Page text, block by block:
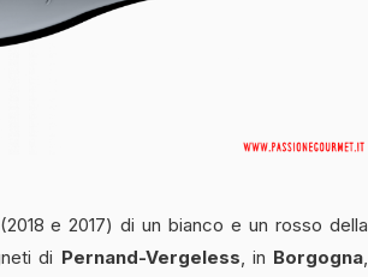
e 2017) di un bianco e un rosso della
di Pernand-Vergeless, in Borgogna,